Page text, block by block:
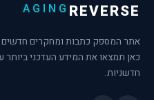
REVERSE
AGING
אתר המספק כתבות ומחקרים חדשים
כאן תמצאו את המידע העדכני ביותר
חדשניות.